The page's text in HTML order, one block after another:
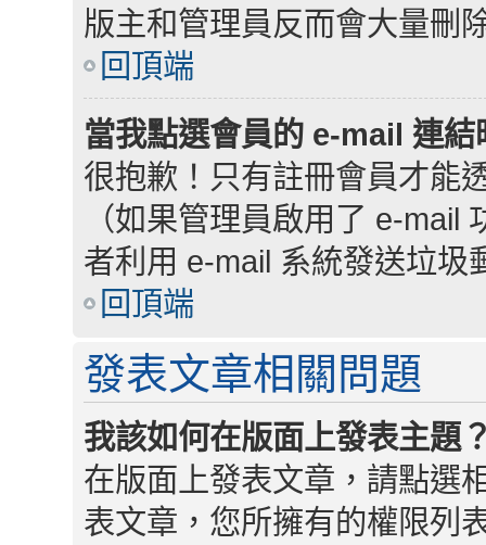
版主和管理員反而會大量刪
回頂端
當我點選會員的 e-mail 連
很抱歉！只有註冊會員才能
（如果管理員啟用了 e-
者利用 e-mail 系統發送垃圾
回頂端
發表文章相關問題
我該如何在版面上發表主題
在版面上發表文章，請點選
表文章，您所擁有的權限列